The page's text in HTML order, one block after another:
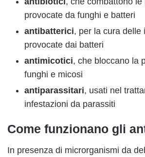
provocate da funghi e batteri
antibatterici, per la cura delle
provocate dai batteri
antimicotici, che bloccano la
funghi e micosi
antiparassitari, usati nel
infestazioni da parassiti
Come funzionano gli
In presenza di microrganismi da